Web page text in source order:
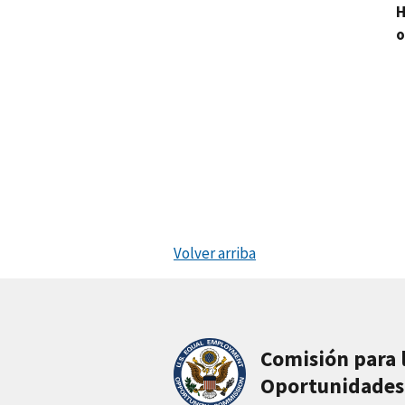
Volver arriba
Comisión para